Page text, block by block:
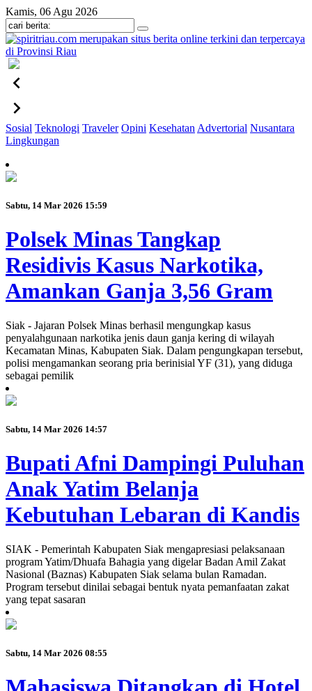
Kamis, 06 Agu 2026
Sosial Teknologi Traveler Opini Kesehatan Advertorial Nusantara
Lingkungan
Sabtu, 14 Mar 2026 15:59
Polsek Minas Tangkap
Residivis Kasus Narkotika,
Amankan Ganja 3,56 Gram
Siak - Jajaran Polsek Minas berhasil mengungkap kasus
penyalahgunaan narkotika jenis daun ganja kering di wilayah
Kecamatan Minas, Kabupaten Siak. Dalam pengungkapan tersebut,
polisi mengamankan seorang pria berinisial YF (31), yang diduga
sebagai pemilik
Sabtu, 14 Mar 2026 14:57
Bupati Afni Dampingi Puluhan
Anak Yatim Belanja
Kebutuhan Lebaran di Kandis
SIAK - Pemerintah Kabupaten Siak mengapresiasi pelaksanaan
program Yatim/Dhuafa Bahagia yang digelar Badan Amil Zakat
Nasional (Baznas) Kabupaten Siak selama bulan Ramadan.
Program tersebut dinilai sebagai bentuk nyata pemanfaatan zakat
yang tepat sasaran
Sabtu, 14 Mar 2026 08:55